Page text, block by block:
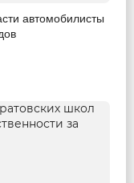
автомобилисты